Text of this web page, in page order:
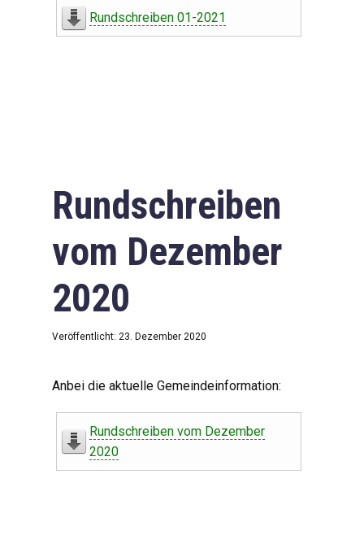
Rundschreiben 01-2021
Rundschreiben
vom Dezember
2020
Veröffentlicht: 23. Dezember 2020
Anbei die aktuelle Gemeindeinformation:
Rundschreiben vom Dezember
2020